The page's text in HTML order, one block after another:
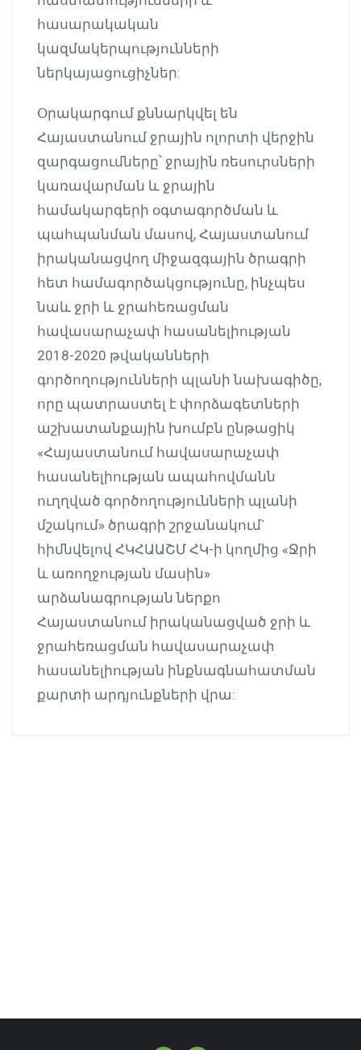
հասարակական
կազմակերպությունների
ներկայացուցիչներ:
Օրակարգում քննարկվել են
Հայաստանում ջրային ոլորտի վերջին
զարգացումները՝ ջրային ռեսուրսների
կառավարման և ջրային
համակարգերի օգտագործման և
պահպանման մասով, Հայաստանում
իրականացվող միջազգային ծրագրի
հետ համագործակցությունը, ինչպես
նաև ջրի և ջրահեռացման
հավասարաչափ հասանելիության
2018-2020 թվականների
գործողությունների պլանի նախագիծը,
որը պատրաստել է փորձագետների
աշխատանքային խումբն ընթացիկ
«Հայաստանում հավասարաչափ
հասանելիության ապահովմանն
ուղղված գործողությունների պլանի
մշակում» ծրագրի շրջանակում`
հիմնվելով ՀԿՀԱԱՇՄ ՀԿ-ի կողմից «Ջրի
և առողջության մասին»
արձանագրության ներքո
Հայաստանում իրականացված ջրի և
ջրահեռացման հավասարաչափ
հասանելիության ինքնագնահատման
քարտի արդյունքների վրա: